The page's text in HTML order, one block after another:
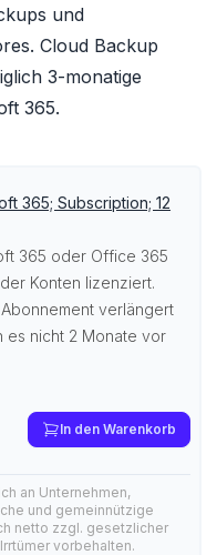
und
Cloud Backup
3-monatige
365.
365; Subscription; 12
365 oder Office 365
Konten lizenziert.
verlängert
es nicht 2 Monate vor
In den Warenkorb
an Unternehmen,
und gemeinnützige
netto zzgl. gesetzlicher
vorbehalten.